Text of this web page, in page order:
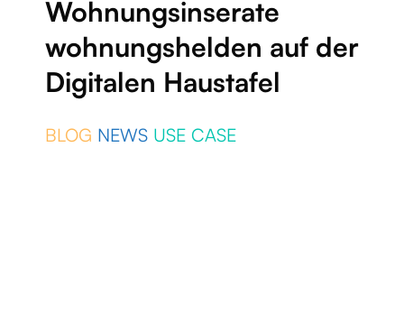
Wohnungsinserate
wohnungshelden auf der
Digitalen Haustafel
BLOG NEWS USE CASE